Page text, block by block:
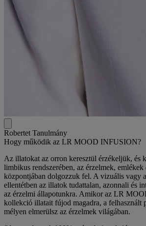
Robertet Tanulmány
Hogy működik az LR MOOD INFUSION?
Az illatokat az orron keresztül érzékeljük, és
limbikus rendszerében, az érzelmek, emlékek
központjában dolgozzuk fel. A vizuális vagy
ellentétben az illatok tudattalan, azonnali és
az érzelmi állapotunkra. Amikor az LR
kollekció illatait fújod magadra, a felhasznált
mélyen elmerülsz az érzelmek világában.